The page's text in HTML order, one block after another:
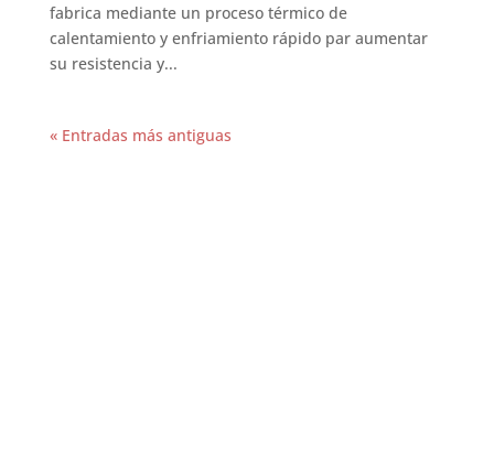
fabrica mediante un proceso térmico de
calentamiento y enfriamiento rápido par aumentar
su resistencia y...
« Entradas más antiguas